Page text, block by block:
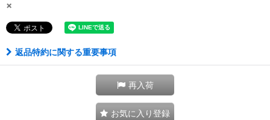
×
返品特約に関する重要事項
再入荷
お気に入り登録